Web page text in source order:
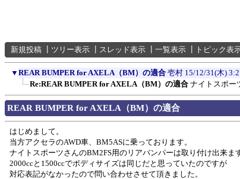
新規投稿 ツリー表示 スレッド表示 一覧表示 トピック表
▼ REAR BUMPER for AXELA（BM）の適合 壱村 15/12/31(木)
Re:REAR BUMPER for AXELA（BM）の適合 ナイトスポー
REAR BUMPER for AXELA（BM）の適合
はじめまして。
当方アクセラのAWD車、BM5ASに乗っております。
ナイトスポーツさんのBM2FS用のリアバンパーは取り付け出来ま
2000ccと1500ccでボディサイズは同じだと思っていたのですが
対応表記がなかったので問い合わせさせて頂きました。